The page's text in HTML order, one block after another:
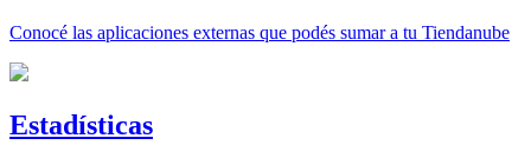
Conocé las aplicaciones externas que podés sumar a tu Tiendanube
Estadísticas